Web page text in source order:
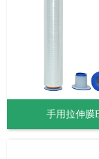
手用拉伸膜